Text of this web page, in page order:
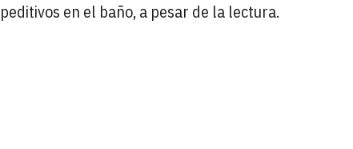
en el baño, a pesar de la lectura.